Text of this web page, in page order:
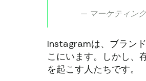
— マーケティン
Instagramは、ブラン
こにいます。しかし、
を起こす人たちです。